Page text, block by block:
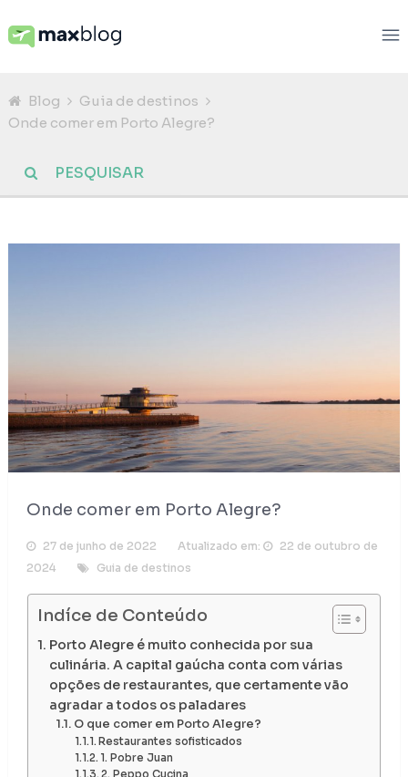
Blog
Guia de destinos
Onde comer em Porto Alegre?
Onde comer em Porto Alegre?
27 de junho de 2022 Atualizado em:
22 de outubro de
2024
Guia de destinos
Indíce de Conteúdo
Porto Alegre é muito conhecida por sua
culinária. A capital gaúcha conta com várias
opções de restaurantes, que certamente vão
agradar a todos os paladares
O que comer em Porto Alegre?
Restaurantes sofisticados
1. Pobre Juan